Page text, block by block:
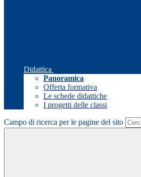
Didattica
Panoramica
Offerta formativa
Le schede didattiche
I progetti delle classi
Campo di ricerca per le pagine del sito